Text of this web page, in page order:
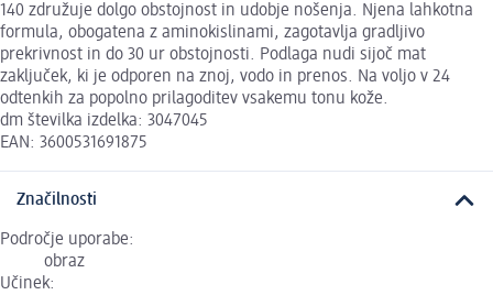
140 združuje dolgo obstojnost in udobje nošenja. Njena lahkotna
formula, obogatena z aminokislinami, zagotavlja gradljivo
prekrivnost in do 30 ur obstojnosti. Podlaga nudi sijoč mat
zaključek, ki je odporen na znoj, vodo in prenos. Na voljo v 24
odtenkih za popolno prilagoditev vsakemu tonu kože.
dm številka izdelka: 3047045
EAN: 3600531691875
Značilnosti
Področje uporabe:
obraz
Učinek: